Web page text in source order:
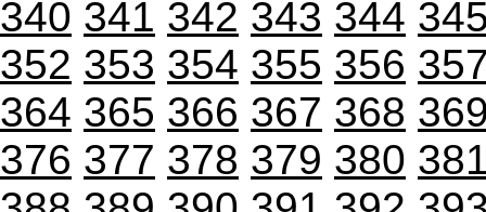
340 341 342 343 344
352 353 354 355 356
364 365 366 367 368
376 377 378 379 380